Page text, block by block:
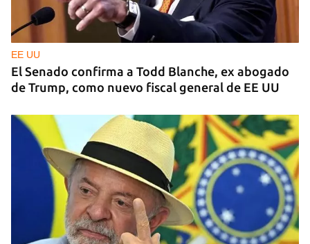
EE UU
El Senado confirma a Todd Blanche, ex abogado
de Trump, como nuevo fiscal general de EE UU